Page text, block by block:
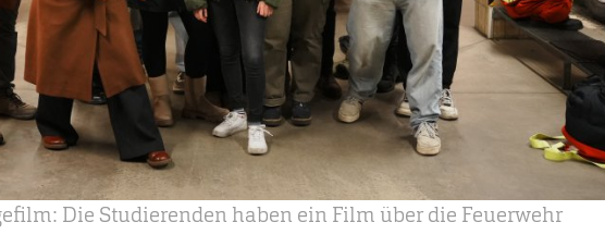
Die Studierenden haben ein Film über die Feuerwehr